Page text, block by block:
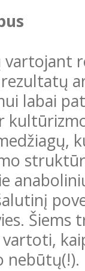
labai
Šiems
vartoti,
nebūtų(!).